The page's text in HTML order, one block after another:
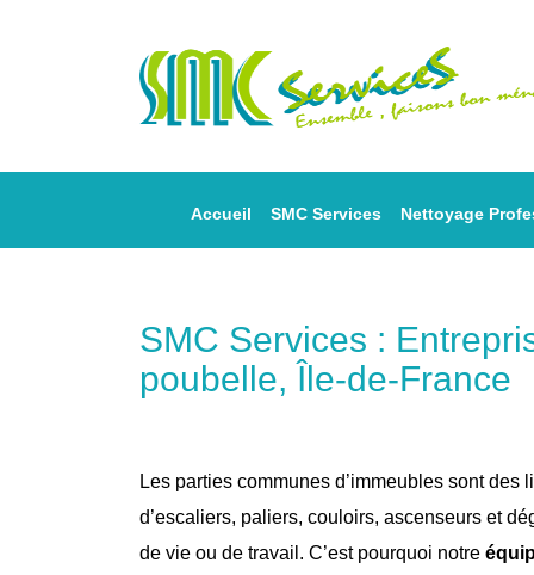
Accueil SMC Services Nettoyage
SMC Services :
poubelle, Île-de-France
Les parties communes d’immeubles sont
d’escaliers, paliers, couloirs, ascenseurs et
de vie ou de travail. C’est pourquoi notre